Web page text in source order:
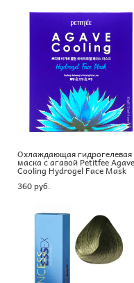
Охлаждающая гидрогелевая
маска с агавой Petitfee Agave
Cooling Hydrogel Face Mask
360 pуб.